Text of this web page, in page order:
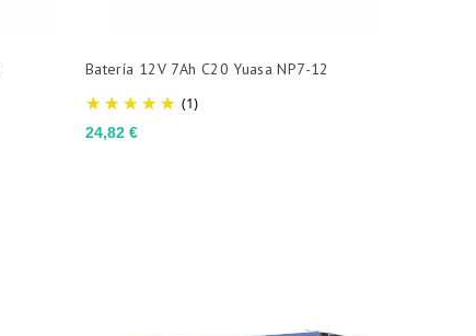
(1)
Precio
24,82 €
Batería 12V 7Ah C20 Yuasa NP7-12